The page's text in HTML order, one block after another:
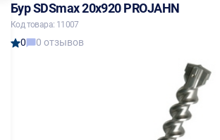
Бур SDSmax 20х920 PROJAHN
Код товара: 11007
0 0 отзывов